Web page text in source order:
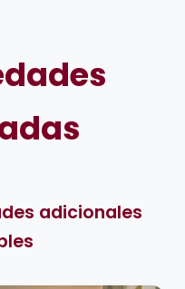
adicionales